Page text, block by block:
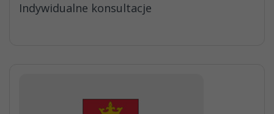
Indywidualne konsultacje